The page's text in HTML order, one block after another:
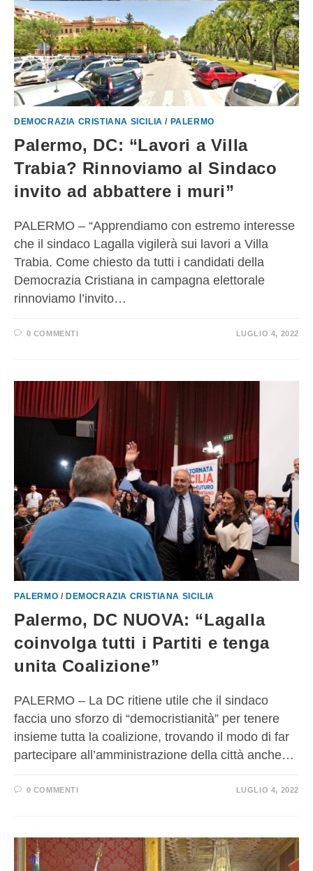
DEMOCRAZIA CRISTIANA SICILIA / PALERMO
Palermo, DC: “Lavori a Villa
Trabia? Rinnoviamo al Sindaco
invito ad abbattere i muri”
PALERMO – “Apprendiamo con estremo interesse
che il sindaco Lagalla vigilerà sui lavori a Villa
Trabia. Come chiesto da tutti i candidati della
Democrazia Cristiana in campagna elettorale
rinnoviamo l’invito…
0 COMMENTI LUGLIO 4, 2022
PALERMO /DEMOCRAZIA CRISTIANA SICILIA
Palermo, DC NUOVA: “Lagalla
coinvolga tutti i Partiti e tenga
unita Coalizione”
PALERMO – La DC ritiene utile che il sindaco
faccia uno sforzo di “democristianità” per tenere
insieme tutta la coalizione, trovando il modo di far
partecipare all’amministrazione della città anche…
0 COMMENTI LUGLIO 4, 2022